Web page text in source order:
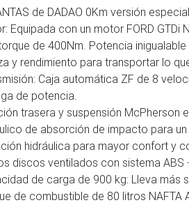
de DADAO 0Km versión
Equipada con un motor FORD
de 400Nm. Potencia
y rendimiento para transportar lo
Caja automática ZF de 8
de potencia.
trasera y suspensión McPherson
de absorción de impacto para
hidráulica para mayor confort y
discos ventilados con sistema
de carga de 900 kg: Lleva más
de combustible de 80 litros